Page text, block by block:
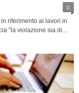
0
riferimento ai lavori in
"la violazione sia di...